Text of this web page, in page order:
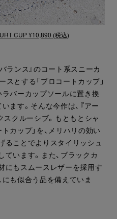
CUP ¥10,890 (税込)
ランス』のコート系スニーカ
スとする「プロコートカップ」
バーカップソールに置き換
ます。そんな今作は、『アー
スクルーシブ。もともとシャ
カップ」を、メリハリの効い
ることでよりスタイリッシュ
います。また、ブラックカ
にもスムースレザーを採用す
も似合う品を備えていま